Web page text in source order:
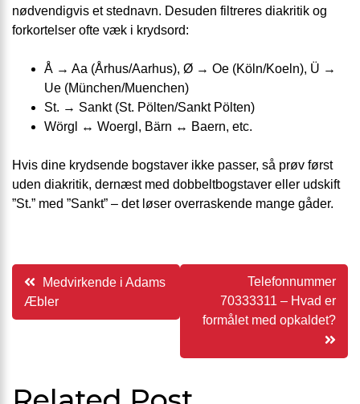
nødvendigvis et stednavn. Desuden filtreres diakritik og
forkortelser ofte væk i krydsord:
Å → Aa (Århus/Aarhus), Ø → Oe (Köln/Koeln), Ü →
Ue (München/Muenchen)
St. → Sankt (St. Pölten/Sankt Pölten)
Wörgl ↔ Woergl, Bärn ↔ Baern, etc.
Hvis dine krydsende bogstaver ikke passer, så prøv først
uden diakritik, dernæst med dobbeltbogstaver eller udskift
”St.” med ”Sankt” – det løser overraskende mange gåder.
Indlægsnavigation
Medvirkende i Adams
Æbler
Telefonnummer
70333311 – Hvad er
formålet med opkaldet?